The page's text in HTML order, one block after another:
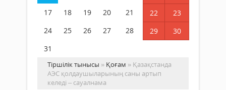
17
18 19 20 21 22
23
24
25 26 27 28 29
30
31
Тіршілік тынысы » Қоғам » Қазақстанда
АЭС қолдаушыларының саны артып
келеді – сауалнама